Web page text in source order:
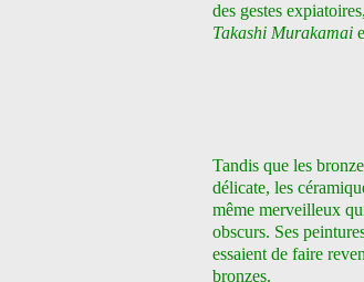
des gestes
Takashi Murakamai
Tandis que les
délicate, les
même merveilleux
obscurs. Ses
essaient de faire
bronzes.